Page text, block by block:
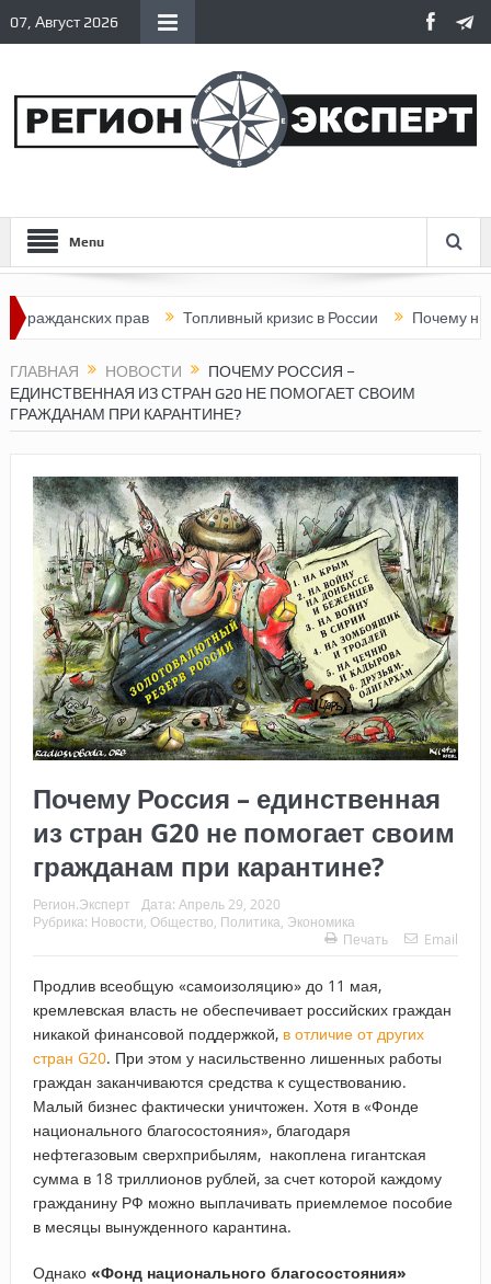
07, Август 2026
Menu
прав Топливный кризис в России Почему
ГЛАВНАЯ НОВОСТИ
ПОЧЕМУ РОССИЯ –
ЕДИНСТВЕННАЯ ИЗ СТРАН G20 НЕ ПОМОГАЕТ СВОИМ
ГРАЖДАНАМ ПРИ КАРАНТИНЕ?
Почему Россия – единственная
из стран G20 не помогает своим
гражданам при карантине?
Регион.Эксперт Дата: Апрель 29, 2020
Рубрика: Новости Общество Политика Экономика
Печать
Email
Продлив всеобщую «самоизоляцию» до 11 мая,
кремлевская власть не обеспечивает российских граждан
никакой финансовой поддержкой, в отличие от других
стран G20. При этом у насильственно лишенных работы
граждан заканчиваются средства к существованию.
Малый бизнес фактически уничтожен. Хотя в «Фонде
национального благосостояния», благодаря
нефтегазовым сверхприбылям, накоплена гигантская
сумма в 18 триллионов рублей, за счет которой каждому
гражданину РФ можно выплачивать приемлемое пособие
в месяцы вынужденного карантина.
Однако «Фонд национального благосостояния»